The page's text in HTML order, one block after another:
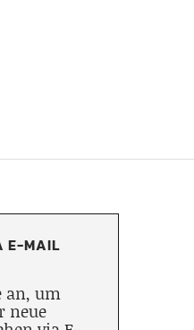
E-MAIL
an, um
neue